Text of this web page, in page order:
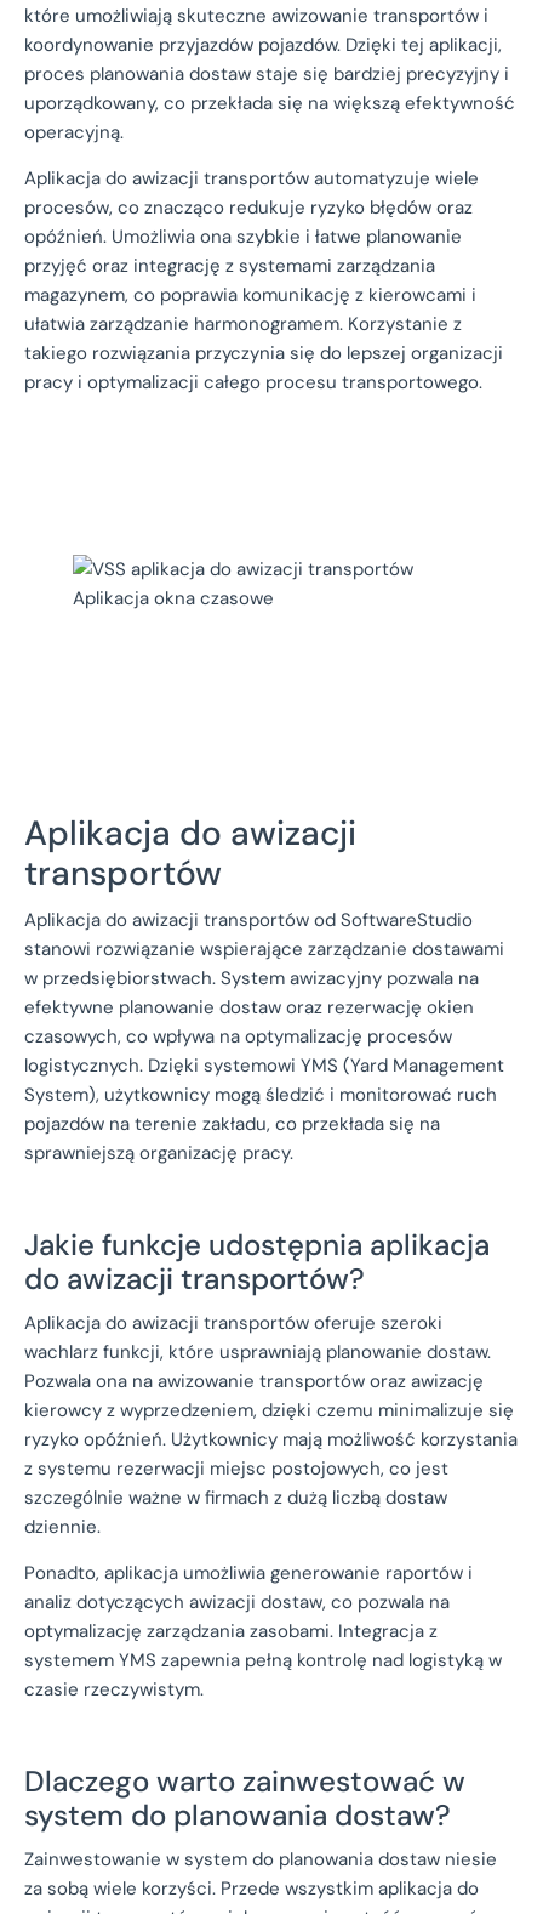
które umożliwiają skuteczne awizowanie transportów i
koordynowanie przyjazdów pojazdów. Dzięki tej aplikacji,
proces planowania dostaw staje się bardziej precyzyjny i
uporządkowany, co przekłada się na większą efektywność
operacyjną.
Aplikacja do awizacji transportów automatyzuje wiele
procesów, co znacząco redukuje ryzyko błędów oraz
opóźnień. Umożliwia ona szybkie i łatwe planowanie
przyjęć oraz integrację z systemami zarządzania
magazynem, co poprawia komunikację z kierowcami i
ułatwia zarządzanie harmonogramem. Korzystanie z
takiego rozwiązania przyczynia się do lepszej organizacji
pracy i optymalizacji całego procesu transportowego.
Aplikacja do awizacji
transportów
Aplikacja do awizacji transportów od SoftwareStudio
stanowi rozwiązanie wspierające zarządzanie dostawami
w przedsiębiorstwach. System awizacyjny pozwala na
efektywne planowanie dostaw oraz rezerwację okien
czasowych, co wpływa na optymalizację procesów
logistycznych. Dzięki systemowi YMS (Yard Management
System), użytkownicy mogą śledzić i monitorować ruch
pojazdów na terenie zakładu, co przekłada się na
sprawniejszą organizację pracy.
Jakie funkcje udostępnia aplikacja
do awizacji transportów?
Aplikacja do awizacji transportów oferuje szeroki
wachlarz funkcji, które usprawniają planowanie dostaw.
Pozwala ona na awizowanie transportów oraz awizację
kierowcy z wyprzedzeniem, dzięki czemu minimalizuje się
ryzyko opóźnień. Użytkownicy mają możliwość korzystania
z systemu rezerwacji miejsc postojowych, co jest
szczególnie ważne w firmach z dużą liczbą dostaw
dziennie.
Ponadto, aplikacja umożliwia generowanie raportów i
analiz dotyczących awizacji dostaw, co pozwala na
optymalizację zarządzania zasobami. Integracja z
systemem YMS zapewnia pełną kontrolę nad logistyką w
czasie rzeczywistym.
Dlaczego warto zainwestować w
system do planowania dostaw?
Zainwestowanie w system do planowania dostaw niesie
za sobą wiele korzyści. Przede wszystkim aplikacja do